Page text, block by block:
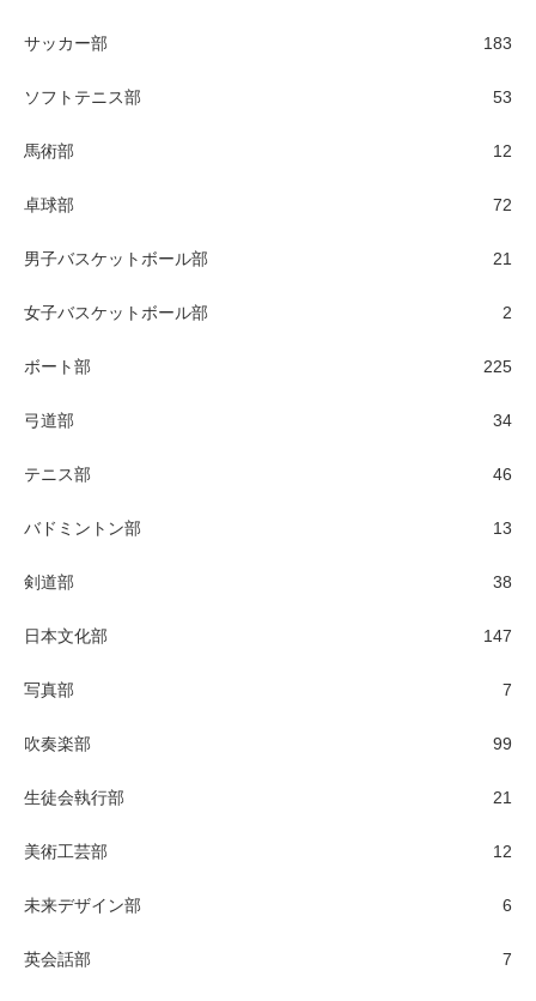
サッカー部 183
ソフトテニス部 53
馬術部 12
卓球部 72
男子バスケットボール部 21
女子バスケットボール部 2
ボート部 225
弓道部 34
テニス部 46
バドミントン部 13
剣道部 38
日本文化部 147
写真部 7
吹奏楽部 99
生徒会執行部 21
美術工芸部 12
未来デザイン部 6
英会話部 7